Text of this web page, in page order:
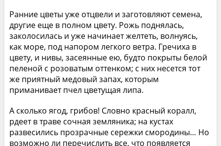
Ранние цветы уже отцвели и заготовляют семена,
другие еще в полном цвету. Рожь поднялась,
заколосилась и уже начинает желтеть, волнуясь,
как море, под напором легкого ветра. Гречиха в
цвету, и нивы, засеянные ею, будто покрыты белой
пеленой с розоватым оттенком; с них несется тот
же приятный медовый запах, которым
приманивает пчел цветущая липа.
А сколько ягод, грибов! Словно красный коралл,
рдеет в траве сочная земляника; на кустах
развесились прозрачные сережки смородины… Но
возможно ли перечислить все, что появляется